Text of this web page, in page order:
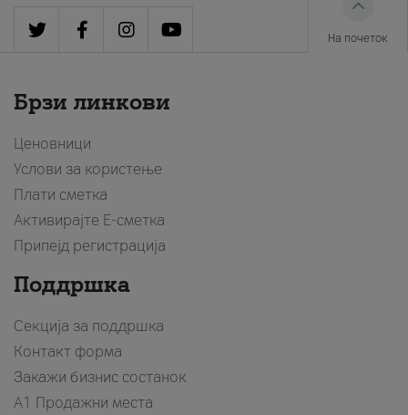
На почеток
Брзи линкови
Ценовници
Услови за користење
Плати сметка
Активирајте Е-сметка
Припејд регистрација
Поддршка
Секција за поддршка
Контакт форма
Закажи бизнис состанок
A1 Продажни места